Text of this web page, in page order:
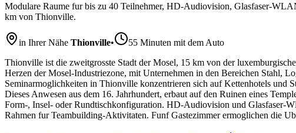
Modulare Raume fur bis zu 40 Teilnehmer, HD-Audiovision, Glasfaser-
km von Thionville.
in Ihrer Nähe Thionville•
55 Minuten mit dem Auto
Thionville ist die zweitgrosste Stadt der Mosel, 15 km von der
Herzen der Mosel-Industriezone, mit Unternehmen in den Bereichen Stahl,
Seminarmoglichkeiten in Thionville konzentrieren sich auf Kettenhotels und
Dieses Anwesen aus dem 16. Jahrhundert, erbaut auf den Ruinen eines
Form-, Insel- oder Rundtischkonfiguration. HD-Audiovision und Glasfaser-
Rahmen fur Teambuilding-Aktivitaten. Funf Gastezimmer ermoglichen die